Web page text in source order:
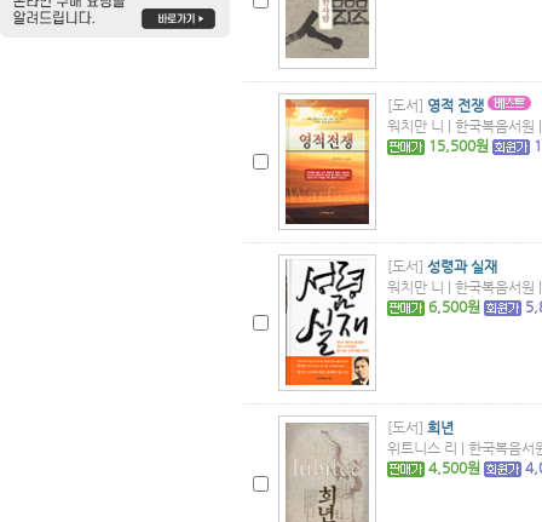
[도서] 영적 전쟁
워치만 니 | 한국복음서
15,500원
[도서] 성령과 실재
워치만 니 | 한국복음서
6,500원
[도서] 희년
위트니스 리 | 한국복음
4,500원